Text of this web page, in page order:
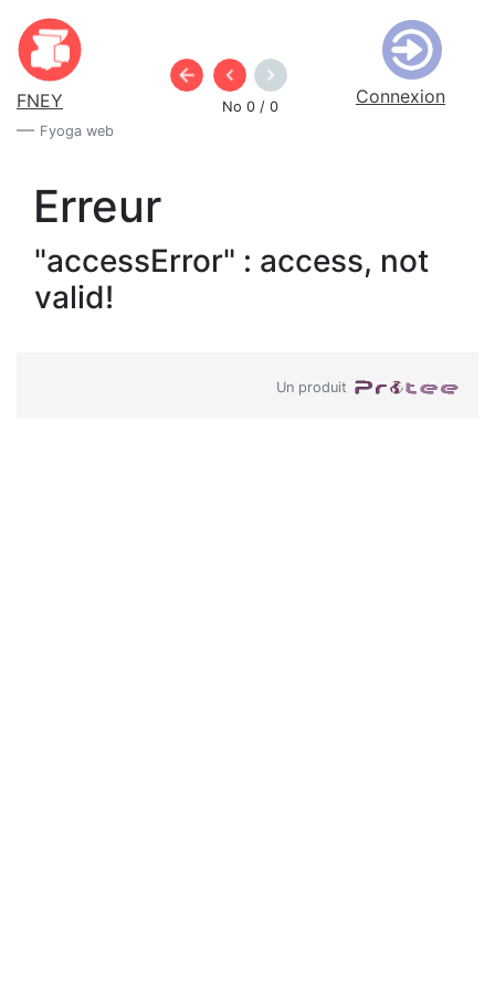
FNEY
Fyoga web
No 0 / 0 Connexion
Erreur
"accessError" : access, not
valid!
Un produit